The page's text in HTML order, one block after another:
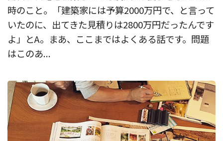
時のこと。「建築家には予算2000万円で、と言って
いたのに、出てきた見積りは2800万円だったんです
よ」とA。まあ、ここまではよくある話です。問題
はこのあ...